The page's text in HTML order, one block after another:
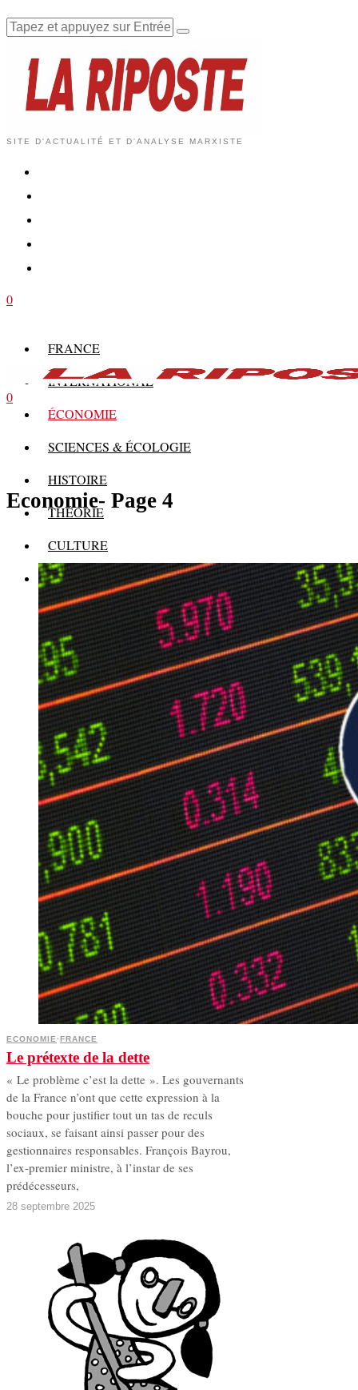
SITE D'ACTUALITÉ ET D'ANALYSE MARXISTE
0
FRANCE
INTERNATIONAL
ÉCONOMIE
SCIENCES & ÉCOLOGIE
HISTOIRE
THÉORIE
CULTURE
MULTIMÉDIAS
0
Economie- Page 4
ECONOMIE·FRANCE
Le prétexte de la dette
« Le problème c’est la dette ». Les gouvernants
de la France n’ont que cette expression à la
bouche pour justifier tout un tas de reculs
sociaux, se faisant ainsi passer pour des
gestionnaires responsables. François Bayrou,
l’ex-premier ministre, à l’instar de ses
prédécesseurs,
28 septembre 2025